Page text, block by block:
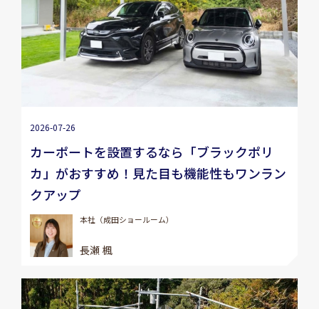
2026-07-26
カーポートを設置するなら「ブラックポリ
カ」がおすすめ！見た目も機能性もワンラン
クアップ
本社（成田ショールーム）
長瀬 楓